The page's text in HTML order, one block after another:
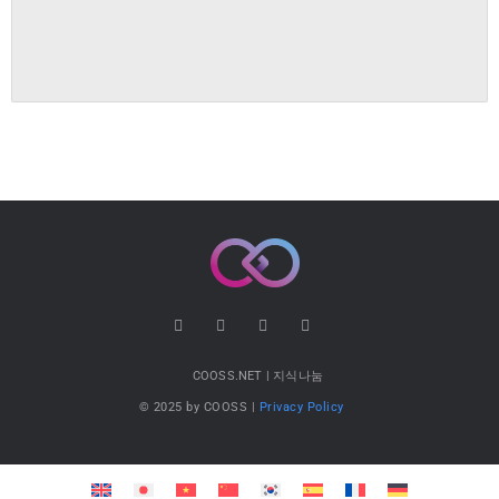
COOSS.NET | 지식나눔
© 2025 by COOSS | Privacy Policy